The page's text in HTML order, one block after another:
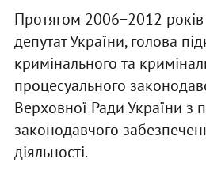
Протягом 2006−2012
депутат України, голова
кримінального та
процесуального
Верховної Ради України з
законодавчого
діяльності.